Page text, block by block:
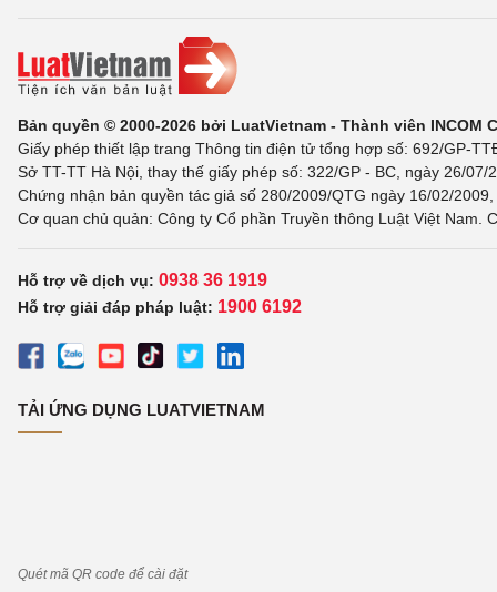
Bản quyền © 2000-2026 bởi LuatVietnam - Thành viên INCOM
Giấy phép thiết lập trang Thông tin điện tử tổng hợp số: 692/GP-
Sở TT-TT Hà Nội, thay thế giấy phép số: 322/GP - BC, ngày 26/
Chứng nhận bản quyền tác giả số 280/2009/QTG ngày 16/02/
Cơ quan chủ quản: Công ty Cổ phần Truyền thông Luật Việt Nam.
Hỗ trợ về dịch vụ: 0938 36 1919
Hỗ trợ giải đáp pháp luật: 1900 6192
TẢI ỨNG DỤNG LUATVIETNAM
Quét mã QR code để cài đặt